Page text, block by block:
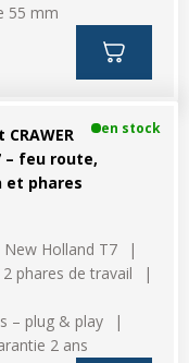
55 mm
– feu route,
et phares
en stock
Holland T7
phares de travail
– plug & play
2 ans